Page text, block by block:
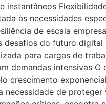
instantâneos
às necessidades
de escala
desafios do futuro digital
para cargas de
demandas intensivas O
crescimento
necessidade de proteger